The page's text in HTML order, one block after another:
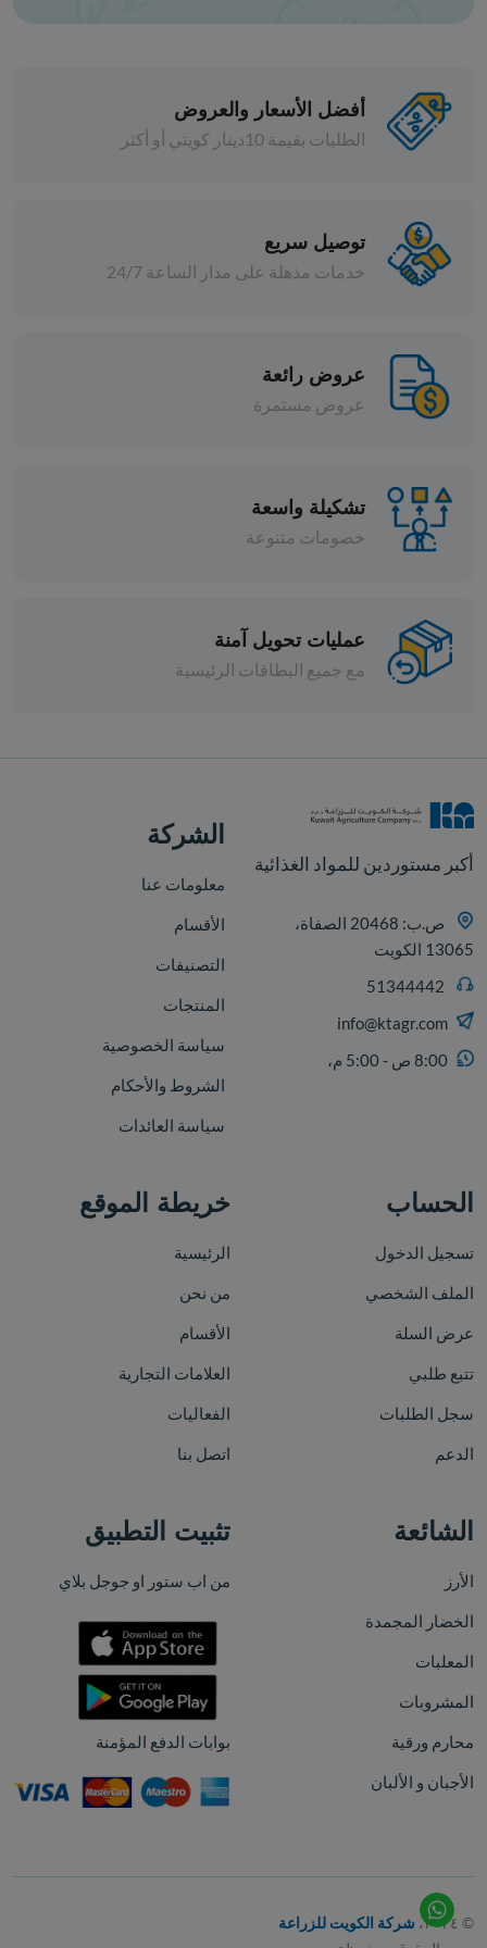
كاجو 320W ني
أفضل الأسعار والعروض
الطلبات بقيمة 10دينار كويتي أو أكثر
توصيل سريع
خدمات مذهلة على مدار الساعة 24/7
عروض رائعة
عروض مستمرة
تشكيلة واسعة
خصومات متنوعة
عمليات تحويل آمنة
مع جميع البطاقات الرئيسية
أكبر مستوردين للمواد الغذائية
ص.ب: 20468 الصفاة،
13065 الكويت
info@ktagr.com
8:00 ص - 5:00 م،
الشركة
معلومات عنا
الأقسام
التصنيفات
المنتجات
سياسة الخصوصية
الشروط والأحكام
سياسة العائدات
الحساب
تسجيل الدخول
الملف الشخصي
عرض السلة
تتبع طلبي
سجل الطلبات
الدعم
خريطة الموقع
الرئيسية
من نحن
الأقسام
العلامات التجارية
الفعاليات
اتصل بنا
الشائعة
الأرز
الخضار المجمدة
المعلبات
المشروبات
محارم ورقية
الأجبان و الألبان
تثبيت التطبيق
من اب ستور او جوجل بلاي
بوابات الدفع المؤمنة
© ٢٠٢٤،
شركة الكويت للزراعة